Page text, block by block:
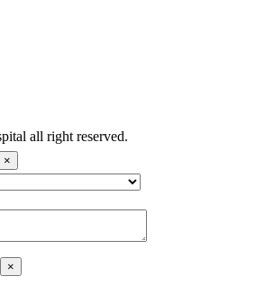
all right reserved.
×
×